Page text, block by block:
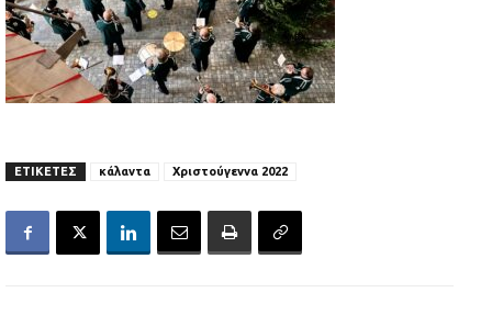
ΕΤΙΚΕΤΕΣ κάλαντα Χριστούγεννα 2022